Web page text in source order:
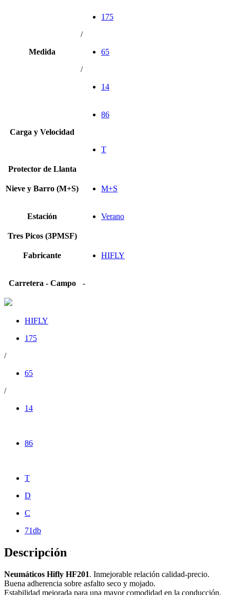
Medida
175
/
65
/
14
Carga y Velocidad
86
T
Protector de Llanta
Nieve y Barro (M+S) M+S
Estación Verano
Tres Picos (3PMSF)
Fabricante HIFLY
Carretera - Campo -
HIFLY
175
/
65
/
14
86
T
D
C
71db
Descripción
Neumáticos Hifly HF201. Inmejorable relación calidad-precio.
Buena adherencia sobre asfalto seco y mojado.
Estabilidad mejorada para una mayor comodidad en la conducción.